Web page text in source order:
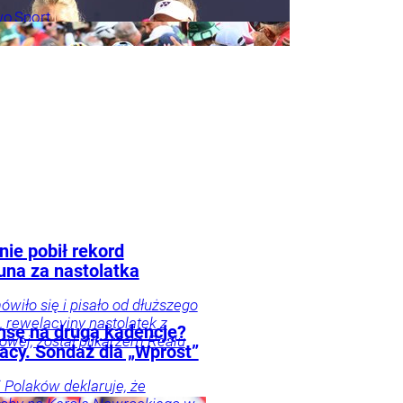
Sport
pobił rekord
za nastolatka
się i pisało od dłuższego
rewelacyjny nastolatek z
został piłkarzem Realu
na drugą kadencję?
Sondaż dla „Wprost”
deklaruje, że